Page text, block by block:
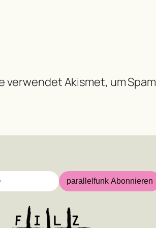
verwendet Akismet, um
parallelfunk Abonnieren